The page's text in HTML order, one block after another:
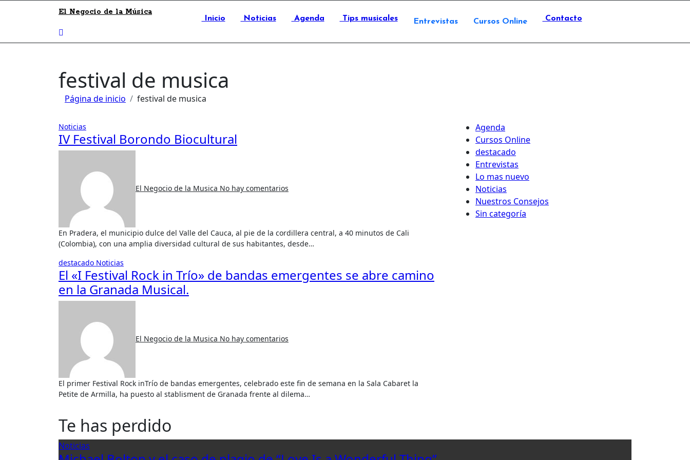
El Negocio de la Música
Inicio Noticias Agenda Tips musicales Entrevistas Cursos Online Contacto
festival de musica
Página de inicio festival de musica
Noticias
IV Festival Borondo Biocultural
El Negocio de la Musica No hay comentarios
En Pradera, el municipio dulce del Valle del Cauca, al pie de la cordillera central, a 40 minutos de Cali
(Colombia), con una amplia diversidad cultural de sus habitantes, desde…
destacado Noticias
El «I Festival Rock in Trío» de bandas emergentes se abre camino
en la Granada Musical.
El Negocio de la Musica No hay comentarios
El primer Festival Rock inTrío de bandas emergentes, celebrado este fin de semana en la Sala Cabaret la
Petite de Armilla, ha puesto al stablisment de Granada frente al dilema…
Agenda
Cursos Online
destacado
Entrevistas
Lo mas nuevo
Noticias
Nuestros Consejos
Sin categoría
Te has perdido
Noticias